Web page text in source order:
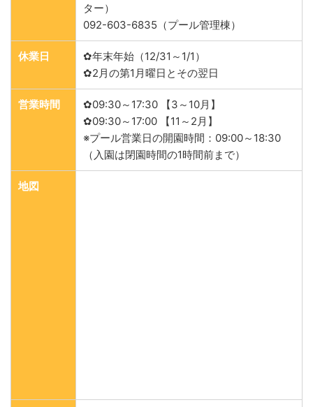
ター）
092-603-6835（プール管理棟）
休業日
✿年末年始（12/31～1/1）
✿2月の第1月曜日とその翌日
営業時間
✿09:30～17:30 【3～10月】
✿09:30～17:00 【11～2月】
※プール営業日の開園時間：09:00～18:30
（入園は閉園時間の1時間前まで）
地図